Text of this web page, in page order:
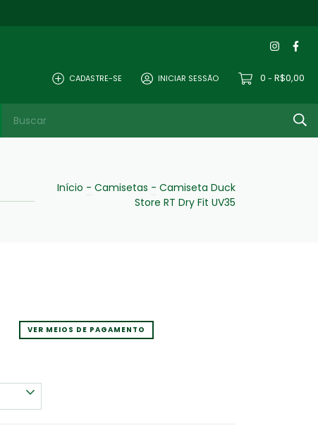
CADASTRE-SE INICIAR SESSÃO 0 - R$0,00
Início - Camisetas - Camiseta Duck
Store RT Dry Fit UV35
VER MEIOS DE PAGAMENTO